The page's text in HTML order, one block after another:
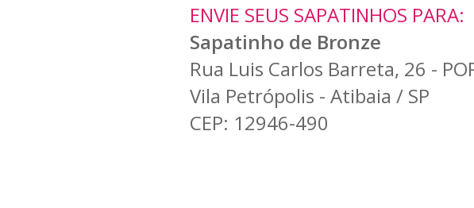
ENVIE SEUS SAPATINHOS PARA:
Sapatinho de Bronze
Rua Luis Carlos Barreta, 26 -
Vila Petrópolis - Atibaia / SP
CEP: 12946-490